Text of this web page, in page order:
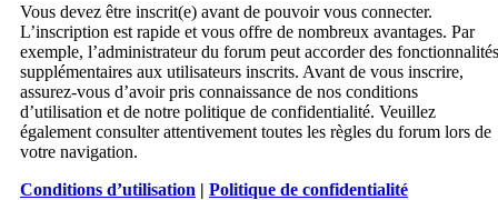
Vous devez être inscrit(e) avant de pouvoir vous connecter.
L’inscription est rapide et vous offre de nombreux avantages. Par
exemple, l’administrateur du forum peut accorder des fonctionnalités
supplémentaires aux utilisateurs inscrits. Avant de vous inscrire,
assurez-vous d’avoir pris connaissance de nos conditions
d’utilisation et de notre politique de confidentialité. Veuillez
également consulter attentivement toutes les règles du forum lors de
votre navigation.
Conditions d’utilisation | Politique de confidentialité